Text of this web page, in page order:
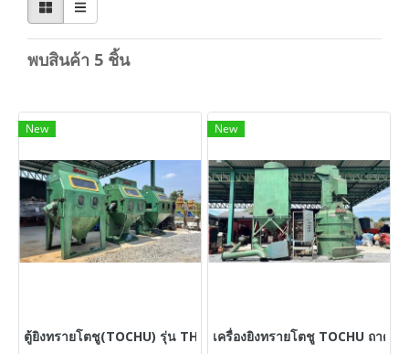
พบสินค้า 5 ชิ้น
New
ตู้ยิงทรายโตชู(TOCHU) รุ่น THC-95 AB ขนาดห้อง กยส (60 x 100
New
เครื่องยิงทรายโตชู TOCHU ถา